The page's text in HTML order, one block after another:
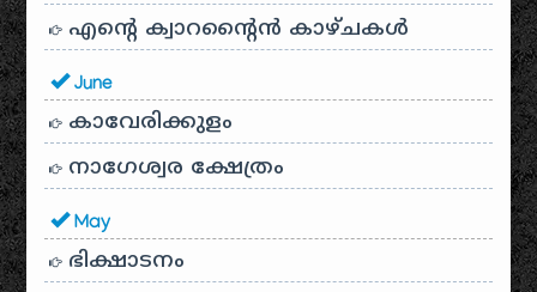
എന്റെ ക്വാറന്റൈൻ കാഴ്ചകൾ
June
കാവേരിക്കുളം
നാഗേശ്വര ക്ഷേത്രം
May
ഭിക്ഷാടനം